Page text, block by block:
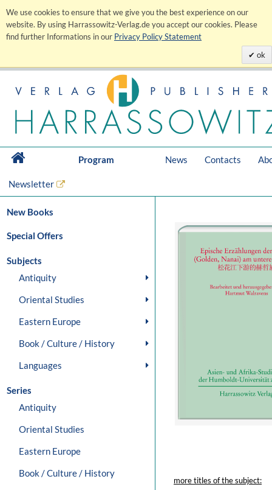
We use cookies to ensure that we give you the best experience on our
website. By using Harrassowitz-Verlag.de you accept our cookies. Please
find further Informations in our Privacy Policy Statement
ok
Program News Contacts
Newsletter
New Books
Special Offers
Subjects
Antiquity
Oriental Studies
Eastern Europe
Book / Culture / History
Languages
Series
Antiquity
Oriental Studies
Eastern Europe
Book / Culture / History
more titles of the subject: